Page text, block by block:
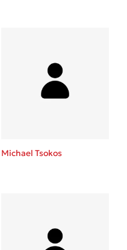
Αφήστε τους
Michael Tsokos